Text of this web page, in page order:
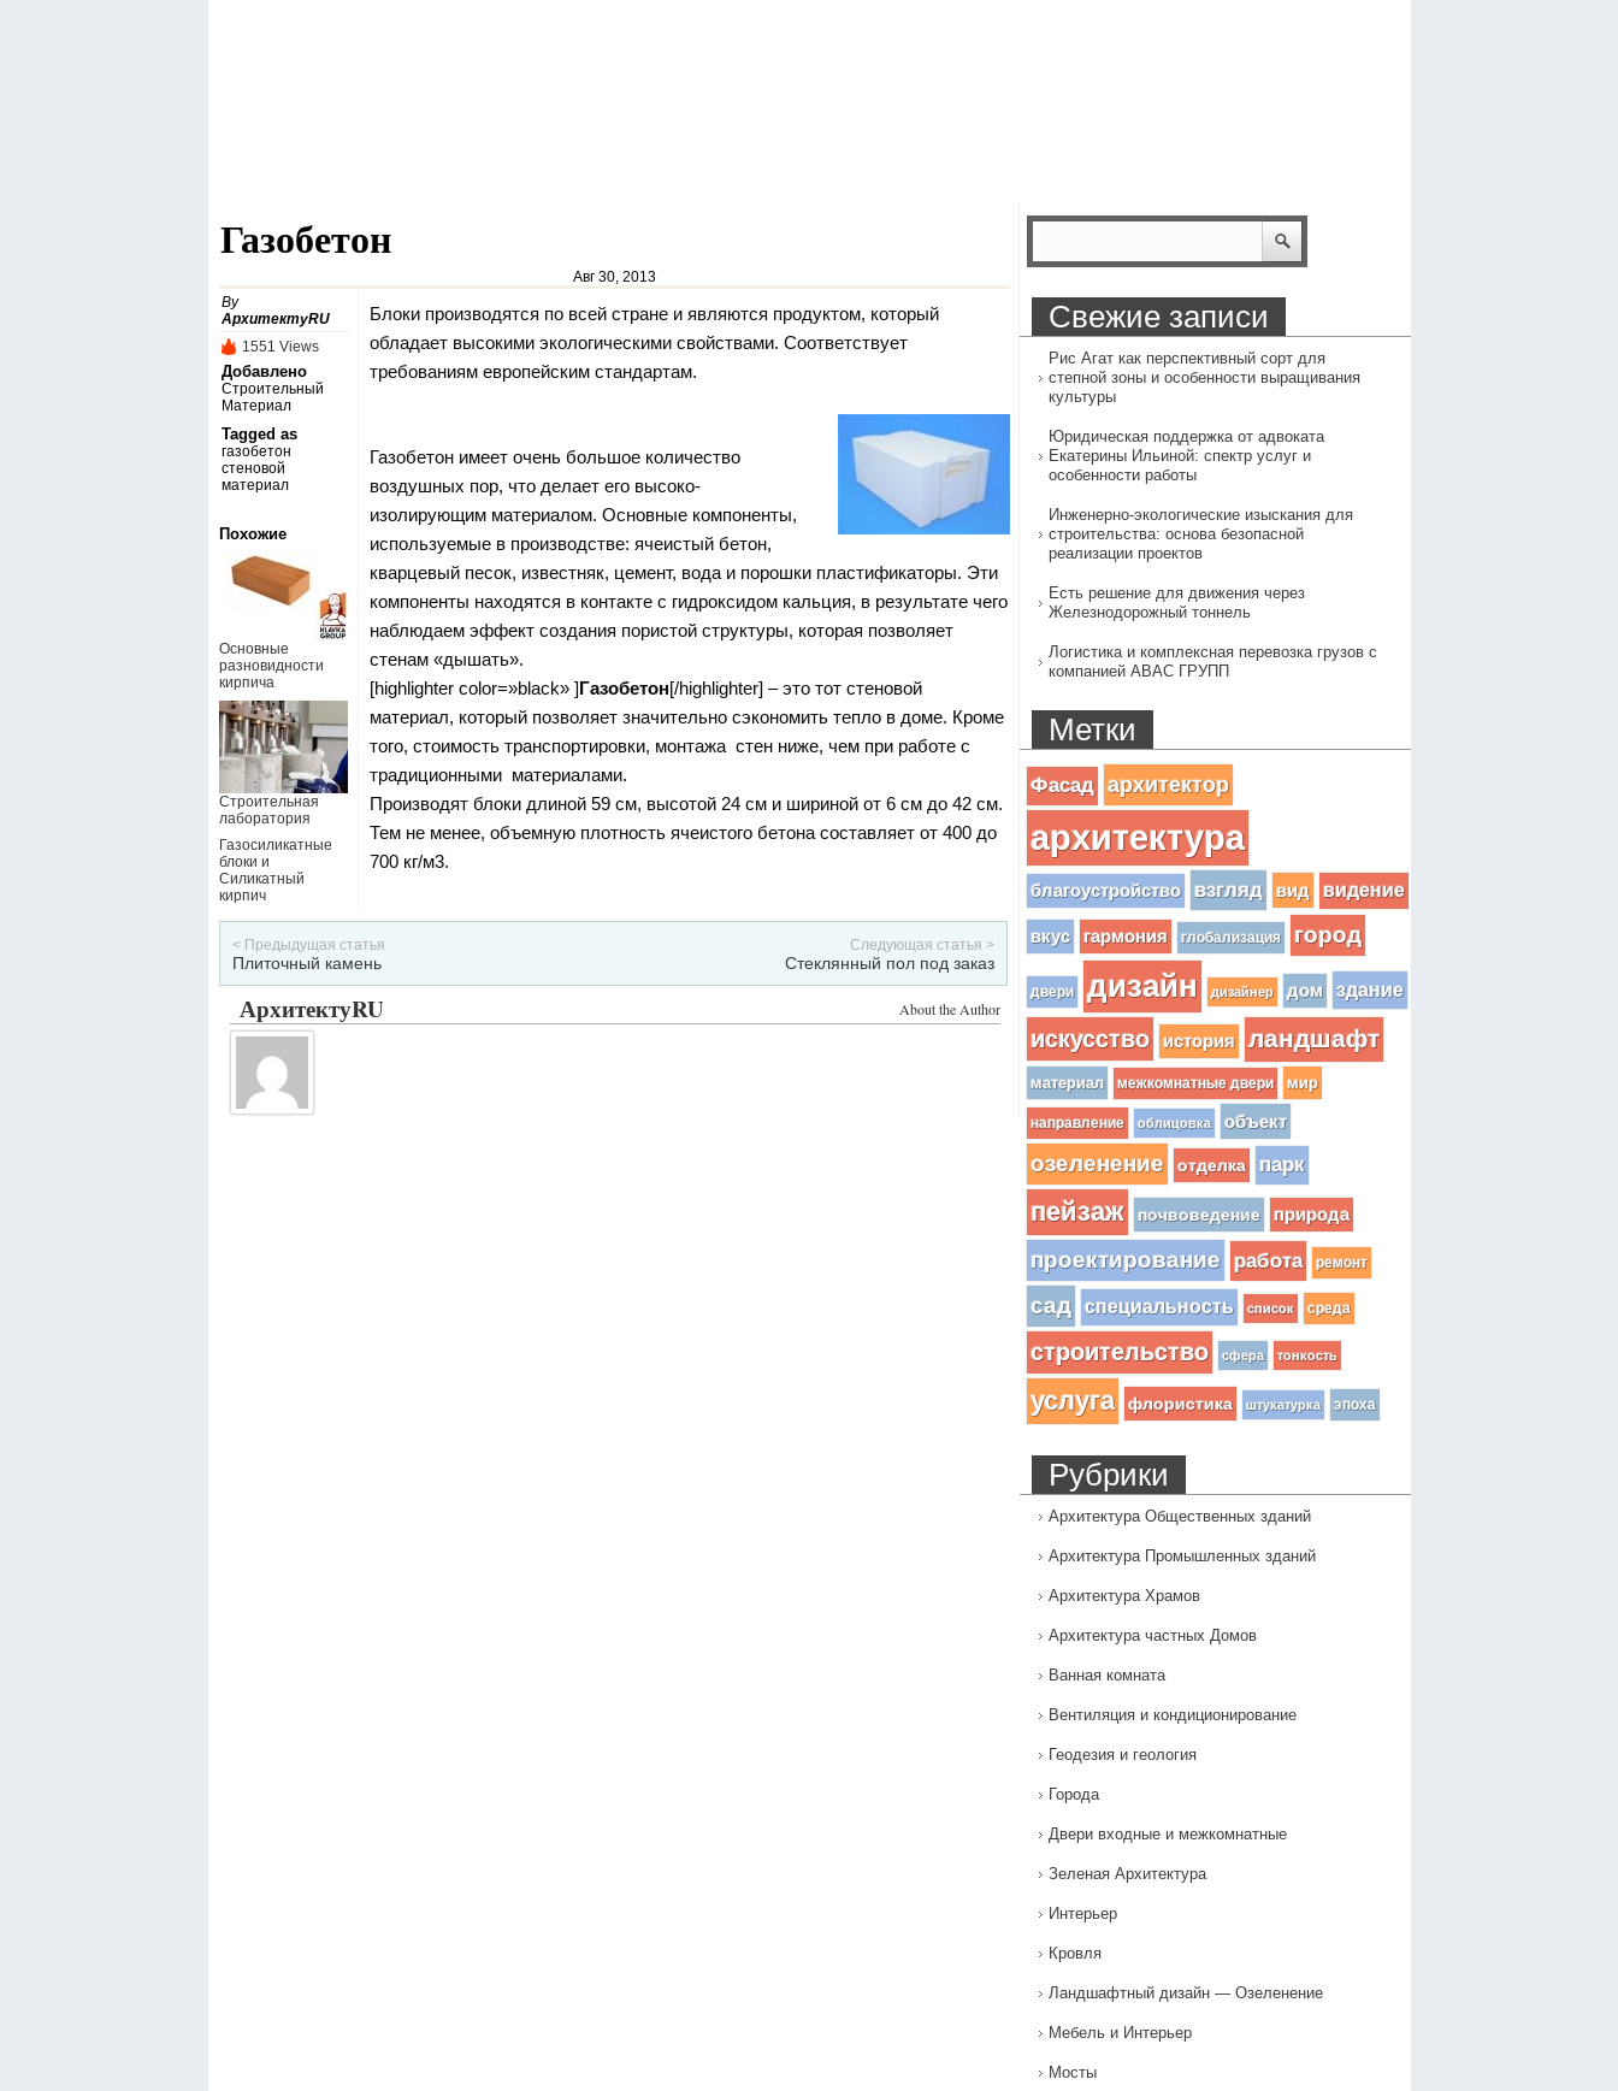
Газобетон
Авг 30, 2013
By
АрхитектуRU
1551 Views
Добавлено
Строительный
Материал
Tagged as
газобетон
стеновой
материал
Похожие
Основные
разновидности
кирпича
Строительная
лаборатория
Газосиликатные
блоки и
Силикатный
кирпич
Блоки производятся по всей стране и являются продуктом, который
обладает высокими экологическими свойствами. Соответствует
требованиям европейским стандартам.
Газобетон имеет очень большое количество
воздушных пор, что делает его высоко-
изолирующим материалом. Основные компоненты,
используемые в производстве: ячеистый бетон,
кварцевый песок, известняк, цемент, вода и порошки пластификаторы. Эти
компоненты находятся в контакте с гидроксидом кальция, в результате чего
наблюдаем эффект создания пористой структуры, которая позволяет
стенам «дышать».
[highlighter color=»black» ]Газобетон[/highlighter] – это тот стеновой
материал, который позволяет значительно сэкономить тепло в доме. Кроме
того, стоимость транспортировки, монтажа стен ниже, чем при работе с
традиционными материалами.
Производят блоки длиной 59 см, высотой 24 см и шириной от 6 см до 42 см.
Тем не менее, объемную плотность ячеистого бетона составляет от 400 до
700 кг/м3.
< Предыдущая статья
Плиточный камень
Следующая статья >
Стеклянный пол под заказ
About the Author
АрхитектуRU
Свежие записи
Рис Агат как перспективный сорт для
степной зоны и особенности выращивания
культуры
Юридическая поддержка от адвоката
Екатерины Ильиной: спектр услуг и
особенности работы
Инженерно-экологические изыскания для
строительства: основа безопасной
реализации проектов
Есть решение для движения через
Железнодорожный тоннель
Логистика и комплексная перевозка грузов с
компанией АВАС ГРУПП
Метки
Фасад архитектор
архитектура
благоустройство взгляд вид видение
вкус гармония глобализация город
двери дизайн дизайнер дом здание
искусство история ландшафт
материал межкомнатные двери мир
направление облицовка объект
озеленение отделка парк
пейзаж почвоведение природа
проектирование работа ремонт
сад специальность список среда
строительство сфера тонкость
услуга флористика штукатурка эпоха
Рубрики
Архитектура Общественных зданий
Архитектура Промышленных зданий
Архитектура Храмов
Архитектура частных Домов
Ванная комната
Вентиляция и кондиционирование
Геодезия и геология
Города
Двери входные и межкомнатные
Зеленая Архитектура
Интерьер
Кровля
Ландшафтный дизайн — Озеленение‎
Мебель и Интерьер
Мосты